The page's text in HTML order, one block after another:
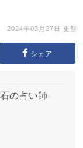
2024年03月27日 更新
シェア
石の占い師